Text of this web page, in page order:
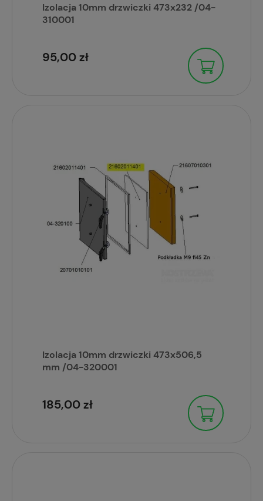
Izolacja 10mm drzwiczki 473x232 /04-
310001
95,00 zł
Izolacja 10mm drzwiczki 473x506,5
mm /04-320001
185,00 zł